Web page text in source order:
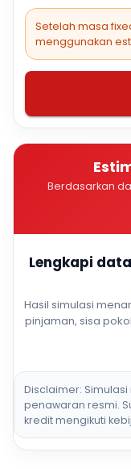
Setelah masa
menggunakan
Berdasarkan
Lengkapi
Hasil simulasi
pinjaman, sisa
Disclaimer:
penawaran resmi.
kredit mengikuti